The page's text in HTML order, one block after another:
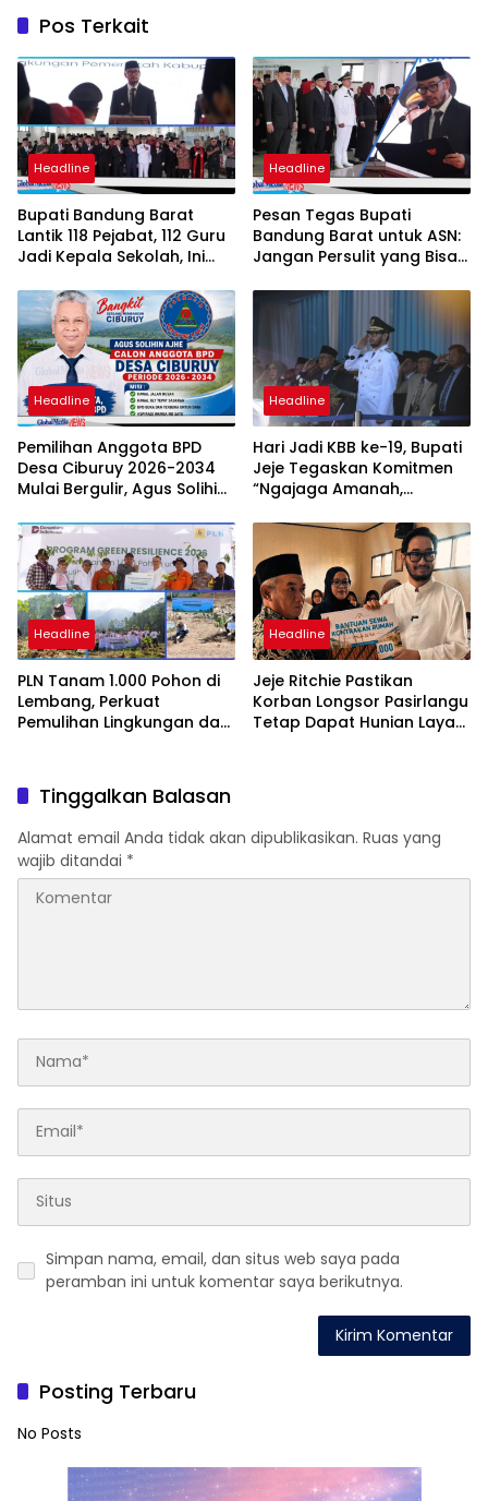
Pos Terkait
Headline
Bupati Bandung Barat
Lantik 118 Pejabat, 112 Guru
Jadi Kepala Sekolah, Ini
Barunya
Headline
Pesan Tegas Bupati
Bandung Barat untuk ASN:
Jangan Persulit yang Bisa
Headline
Pemilihan Anggota BPD
Desa Ciburuy 2026-2034
Mulai Bergulir, Agus Solihin
Visi “Ciburuy Merata, Adil
Diawasi BPD”
Headline
Hari Jadi KBB ke-19, Bupati
Jeje Tegaskan Komitmen
“Ngajaga Amanah,
Headline
PLN Tanam 1.000 Pohon di
Lembang, Perkuat
Pemulihan Lingkungan dan
Headline
Jeje Ritchie Pastikan
Korban Longsor Pasirlangu
Tetap Dapat Hunian Layak
Tinggalkan Balasan
Alamat email Anda tidak akan dipublikasikan. Ruas yang
wajib ditandai *
Simpan nama, email, dan situs web saya pada
peramban ini untuk komentar saya berikutnya.
Posting Terbaru
No Posts